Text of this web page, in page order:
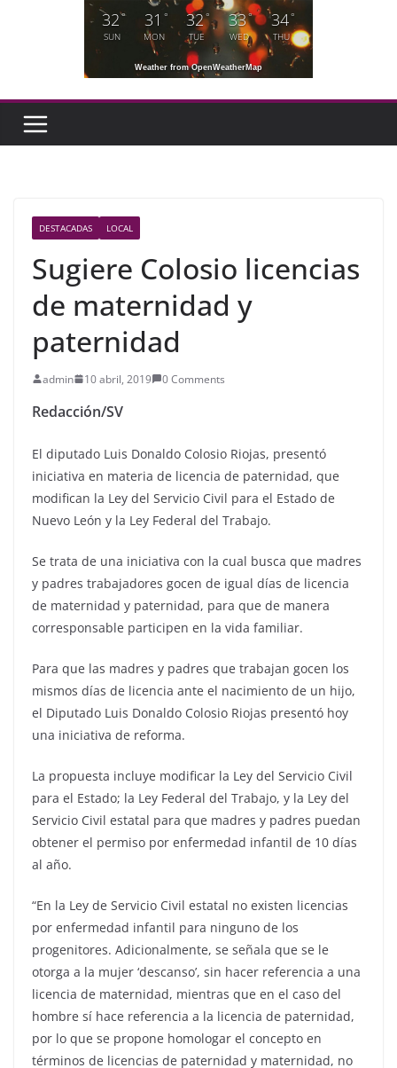
32°
SUN
31 °
MON
32°
TUE
33°
WED
34°
THU
Weather from OpenWeatherMap
DESTACADAS LOCAL
Sugiere Colosio licencias
de maternidad y
paternidad
admin 10 abril, 2019 0 Comments
Redacción/SV
El diputado Luis Donaldo Colosio Riojas, presentó
iniciativa en materia de licencia de paternidad, que
modifican la Ley del Servicio Civil para el Estado de
Nuevo León y la Ley Federal del Trabajo.
Se trata de una iniciativa con la cual busca que madres
y padres trabajadores gocen de igual días de licencia
de maternidad y paternidad, para que de manera
corresponsable participen en la vida familiar.
Para que las madres y padres que trabajan gocen los
mismos días de licencia ante el nacimiento de un hijo,
el Diputado Luis Donaldo Colosio Riojas presentó hoy
una iniciativa de reforma.
La propuesta incluye modificar la Ley del Servicio Civil
para el Estado; la Ley Federal del Trabajo, y la Ley del
Servicio Civil estatal para que madres y padres puedan
obtener el permiso por enfermedad infantil de 10 días
al año.
“En la Ley de Servicio Civil estatal no existen licencias
por enfermedad infantil para ninguno de los
progenitores. Adicionalmente, se señala que se le
otorga a la mujer ‘descanso’, sin hacer referencia a una
licencia de maternidad, mientras que en el caso del
hombre sí hace referencia a la licencia de paternidad,
por lo que se propone homologar el concepto en
términos de licencias de paternidad y maternidad, no